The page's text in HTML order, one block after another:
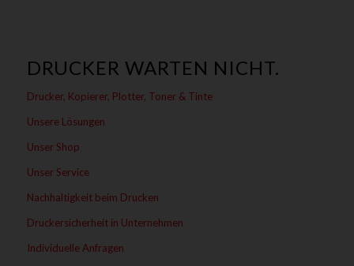
DRUCKER WARTEN NICHT.
Drucker, Kopierer, Plotter, Toner & Tinte
Unsere Lösungen
Unser Shop
Unser Service
Nachhaltigkeit beim Drucken
Druckersicherheit in Unternehmen
Individuelle Anfragen